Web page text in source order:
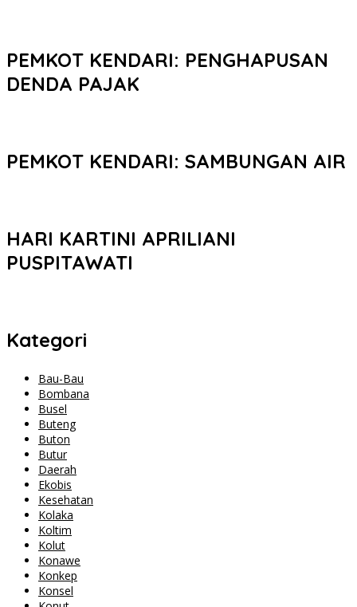
PEMKOT KENDARI: PENGHAPUSAN
DENDA PAJAK
PEMKOT KENDARI: SAMBUNGAN AIR
HARI KARTINI APRILIANI
PUSPITAWATI
Kategori
Bau-Bau
Bombana
Busel
Buteng
Buton
Butur
Daerah
Ekobis
Kesehatan
Kolaka
Koltim
Kolut
Konawe
Konkep
Konsel